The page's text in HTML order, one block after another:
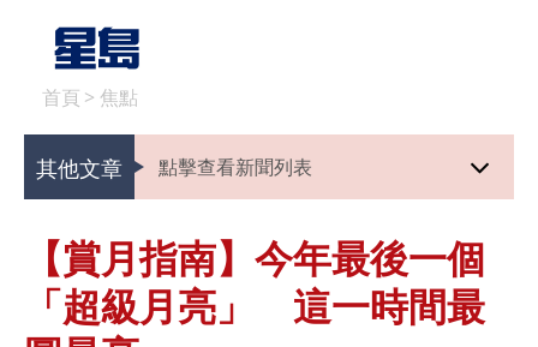
首頁 > 焦點
其他文章 點擊查看新聞列表
【賞月指南】今年最後一個
「超級月亮」 這一時間最